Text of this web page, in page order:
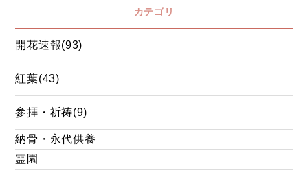
カテゴリ
開花速報(93)
紅葉(43)
参拝・祈祷(9)
納骨・永代供養
霊園